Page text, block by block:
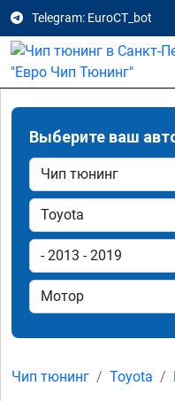
Telegram: EuroCT_bot
Выберите ваш
Чип тюнинг Toyota